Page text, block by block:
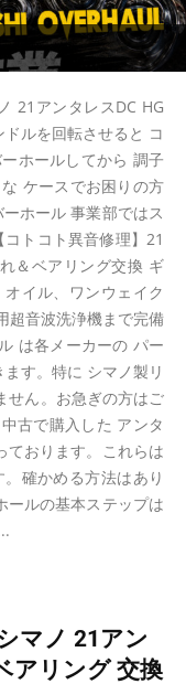
21アンタレスDC HG
ルを回転させると コ
ホールしてから 調子
ケースでお困りの方
ホール 事業部ではス
トコト異音修理】21
＆ベアリング交換 ギ
イル、ワンウェイク
超音波洗浄機まで完備
は各メーカーの パー
す。特に シマノ製リ
せん。お急ぎの方はご
古で購入した アンタ
ております。これらは
確かめる方法はあり
ールの基本ステップは
マノ 21アン
アリング 交換